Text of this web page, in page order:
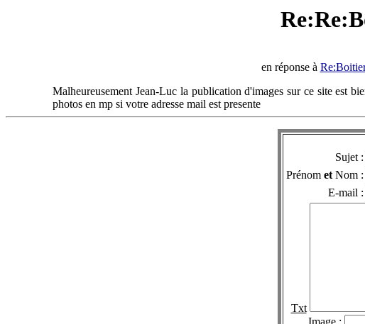
en réponse à
Malheureusement Jean-Luc la publication d'images sur ce site est
photos en mp si votre adresse mail est presente
Sujet :
Prénom et Nom :
E-mail :
Txt
Image :